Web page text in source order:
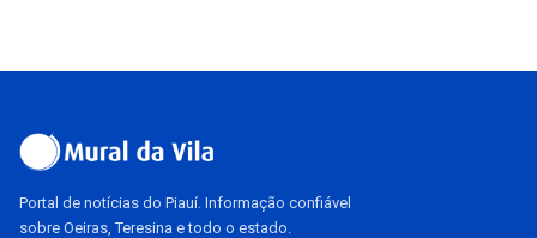
Portal de notícias do Piauí. Informação confiável
sobre Oeiras, Teresina e todo o estado.